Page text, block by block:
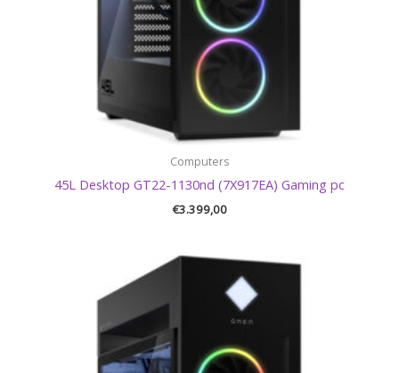
Computers
45L Desktop GT22-1130nd (7X917EA) Gaming pc
€3.399,00